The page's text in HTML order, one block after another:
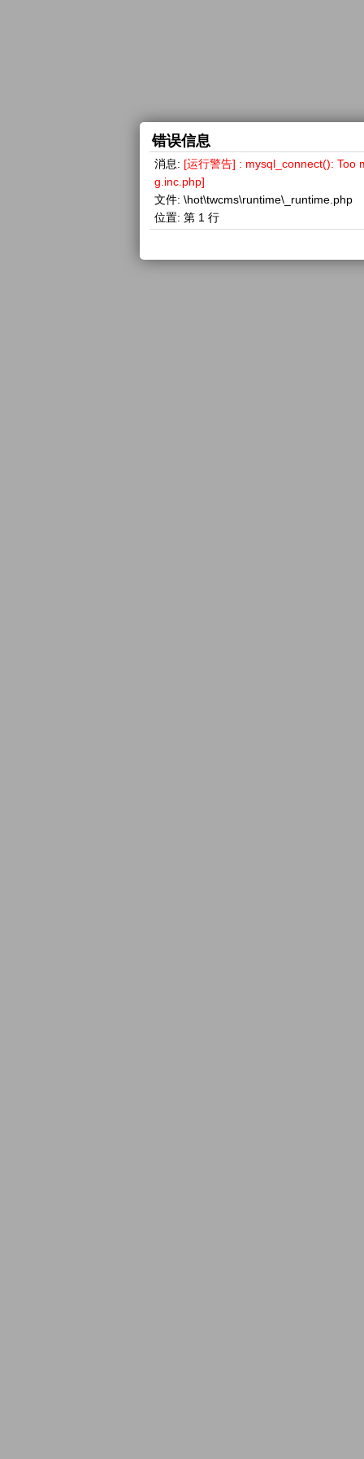
错误信息
消息: [运行警告] : mysql_connect(): Too
g.inc.php]
文件: \hot\twcms\runtime\_runtime.php
位置: 第 1 行